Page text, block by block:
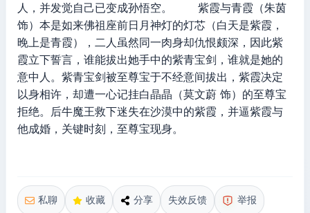
人，并发觉自己已变成孙悟空。 紫霞与青霞（朱茵
饰）本是如来佛祖座前日月神灯的灯芯（白天是紫霞，
晚上是青霞），二人虽然同一肉身却仇恨颇深，因此紫
霞立下誓言，谁能拔出她手中的紫青宝剑，谁就是她的
意中人。紫青宝剑被至尊宝于不经意间拔出，紫霞决定
以身相许，却遭一心记挂白晶晶（莫文蔚 饰）的至尊宝
拒绝。后牛魔王救下迷失在沙漠中的紫霞，并逼紫霞与
他成婚，关键时刻，至尊宝现身。
私聊 收藏 分享 失效反馈 举报